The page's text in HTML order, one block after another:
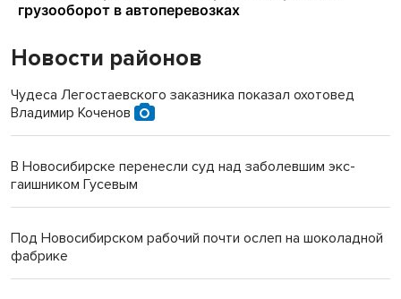
Новости районов
Чудеса Легостаевского заказника показал охотовед
Владимир Коченов
В Новосибирске перенесли суд над заболевшим экс-
гаишником Гусевым
Под Новосибирском рабочий почти ослеп на шоколадной
фабрике